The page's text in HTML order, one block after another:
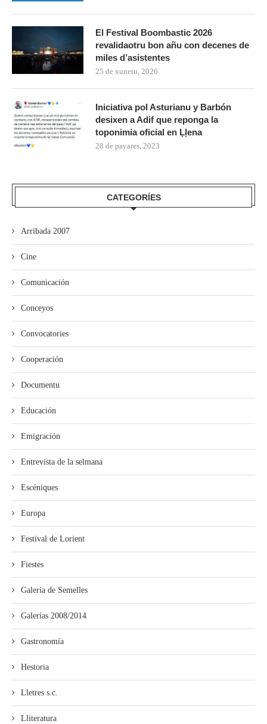
El Festival Boombastic 2026
revalidaotru bon añu con decenes de
miles d’asistentes
25 de xunetu, 2026
Iniciativa pol Asturianu y Barbón
desixen a Adif que reponga la
toponimia oficial en Ḷḷena
28 de payares, 2023
CATEGORÍES
Arribada 2007
Cine
Comunicación
Conceyos
Convocatories
Cooperación
Documentu
Educación
Emigración
Entrevista de la selmana
Escéniques
Europa
Festival de Lorient
Fiestes
Galería de Semelles
Galerías 2008/2014
Gastronomía
Hestoria
Lletres s.c.
Lliteratura